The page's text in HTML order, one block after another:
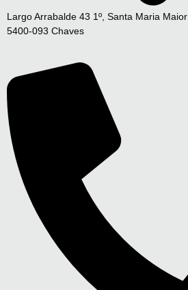
Largo Arrabalde 43 1º, Santa Maria Maior
5400-093 Chaves